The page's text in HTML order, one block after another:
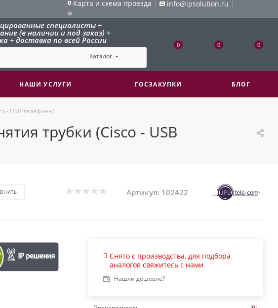
Карта и схема проезда | info@ipsolution.ru |
специалисты +
(в наличии и под заказ) +
+ доставка по всей России
Каталог
0 0 0
НАШИ УСЛУГИ ГОСЗАКУПКИ БЛОГ
- USB телефоны)
трубки (Cisco - USB
Артикул: 102422
Снято с производства, для подбора
аналогов свяжитесь с нами
Нашли дешевле?